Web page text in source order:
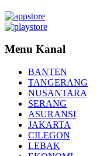
Menu Kanal
BANTEN
TANGERANG
NUSANTARA
SERANG
ASURANSI
JAKARTA
CILEGON
LEBAK